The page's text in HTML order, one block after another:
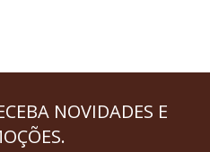
NOVIDADES E